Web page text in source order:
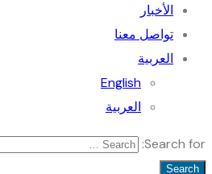
الأخبار
تواصل معنا
العربية
English
العربية
Search for: